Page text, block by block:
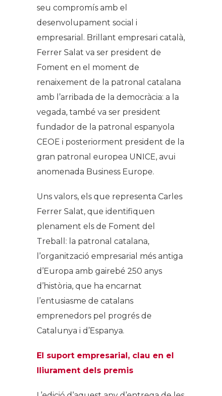
seu compromís amb el
desenvolupament social i
empresarial. Brillant empresari català,
Ferrer Salat va ser president de
Foment en el moment de
renaixement de la patronal catalana
amb l’arribada de la democràcia: a la
vegada, també va ser president
fundador de la patronal espanyola
CEOE i posteriorment president de la
gran patronal europea UNICE, avui
anomenada Business Europe.
Uns valors, els que representa Carles
Ferrer Salat, que identifiquen
plenament els de Foment del
Treball: la patronal catalana,
l’organització empresarial més antiga
d’Europa amb gairebé 250 anys
d’història, que ha encarnat
l’entusiasme de catalans
emprenedors pel progrés de
Catalunya i d’Espanya.
El suport empresarial, clau en el
lliurament dels premis